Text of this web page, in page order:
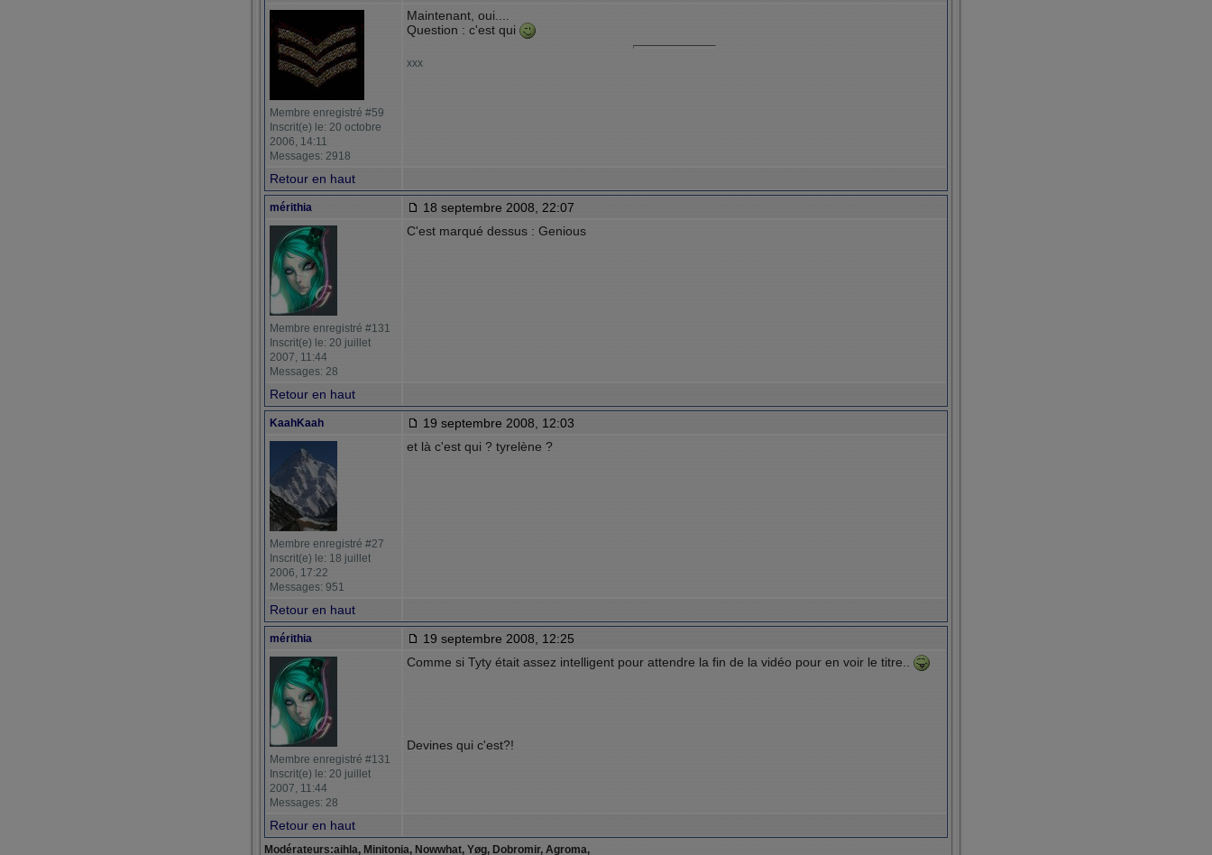
Membre enregistré #59
Inscrit(e) le: 20 octobre
2006, 14:11
Messages: 2918
Maintenant, oui....
Question : c'est qui
xxx
Retour en haut
mérithia 18 septembre 2008, 22:07
Membre enregistré #131
Inscrit(e) le: 20 juillet
2007, 11:44
Messages: 28
C'est marqué dessus : Genious
Retour en haut
KaahKaah 19 septembre 2008, 12:03
Membre enregistré #27
Inscrit(e) le: 18 juillet
2006, 17:22
Messages: 951
et là c'est qui ? tyrelène ?
Retour en haut
mérithia 19 septembre 2008, 12:25
Membre enregistré #131
Inscrit(e) le: 20 juillet
2007, 11:44
Messages: 28
Comme si Tyty était assez intelligent pour attendre la fin de la vidéo pour en voir le titre..
Devines qui c'est?!
Retour en haut
Modérateurs:aihla, Minitonia, Nowwhat, Yøg, Dobromir, Agroma,